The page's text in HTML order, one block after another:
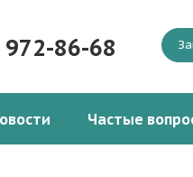
972-86-68
Частые